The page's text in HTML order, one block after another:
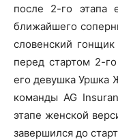
после 2-го этапа
ближайшего
словенский
перед стартом 2-
его девушка Уршка
команды AG
этапе женской
завершился до